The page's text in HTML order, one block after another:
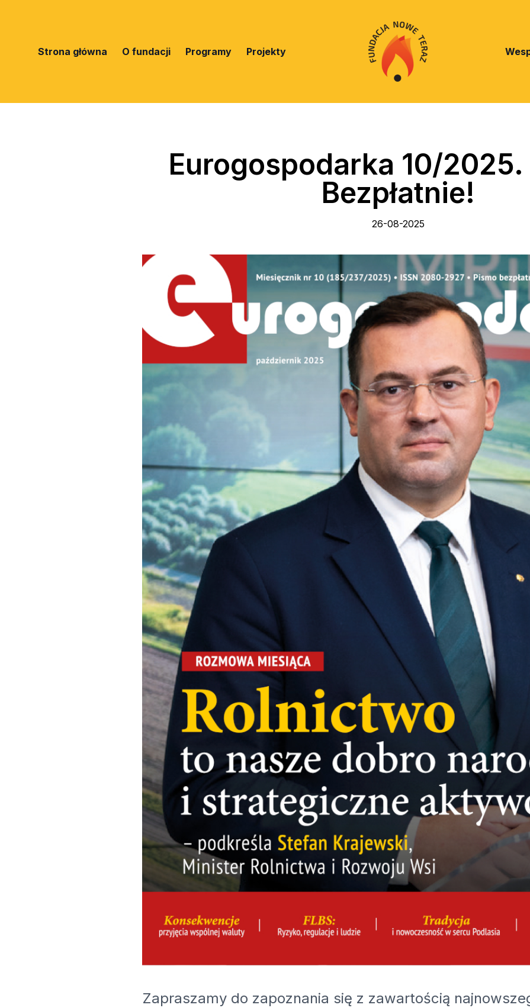
Strona główna O fundacji Programy Projekty
Eurogospodarka 10/
Bezpłatnie!
26-08-2025
Zapraszamy do zapoznania się z zawartością